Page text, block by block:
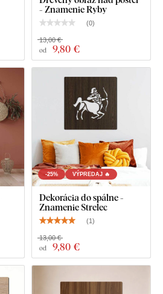
- Znamenie Ryby
(0)
od 9,80 €
13,00 €
-25% VÝPREDAJ 🔥
Dekorácia do spálne -
Znamenie Strelec
(1 )
od 9,80 €
13,00 €